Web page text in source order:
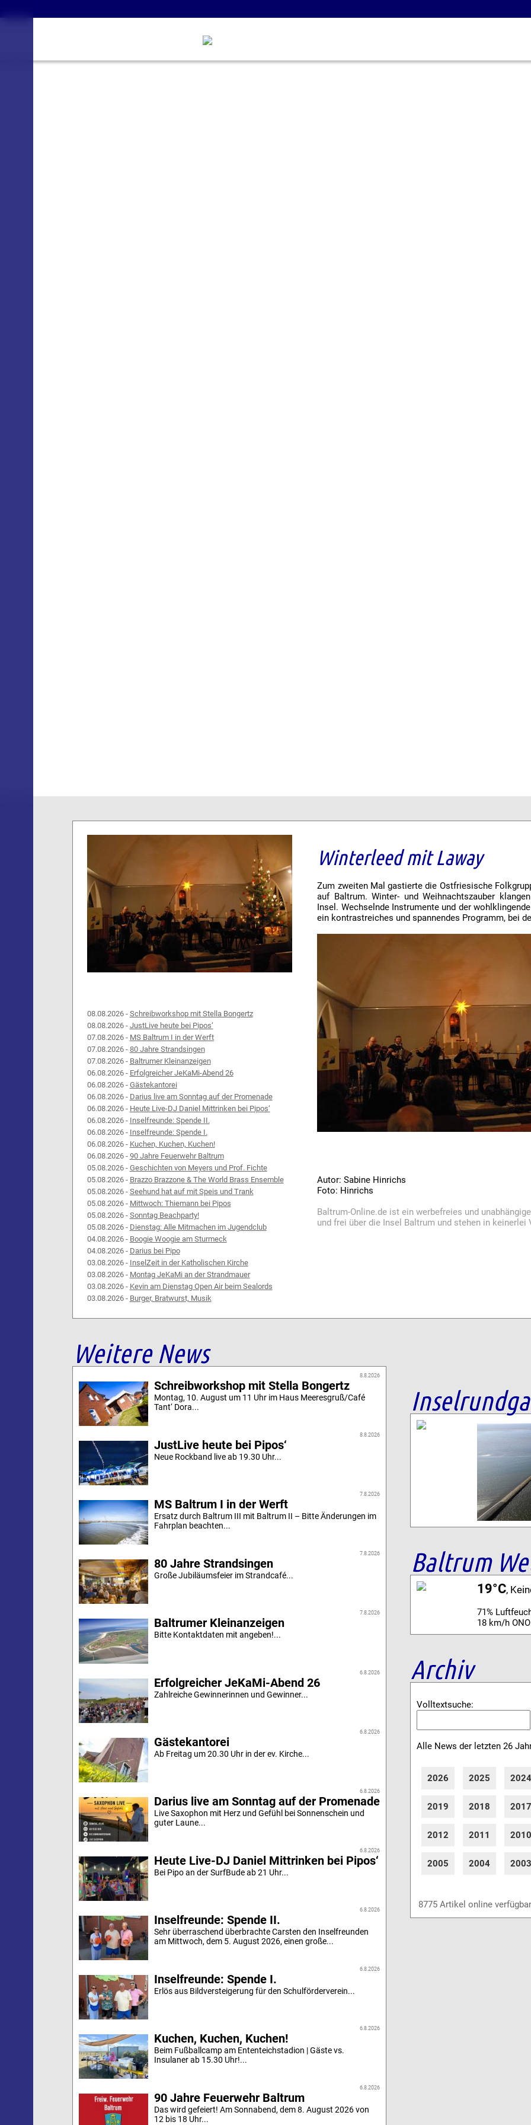
08.08.2026 - Schreibworkshop mit Stella Bongertz
08.08.2026 - JustLive heute bei Pipos‘
07.08.2026 - MS Baltrum I in der Werft
07.08.2026 - 80 Jahre Strandsingen
07.08.2026 - Baltrumer Kleinanzeigen
06.08.2026 - Erfolgreicher JeKaMi-Abend 26
06.08.2026 - Gästekantorei
06.08.2026 - Darius live am Sonntag auf der Promenade
06.08.2026 - Heute Live-DJ Daniel Mittrinken bei Pipos‘
06.08.2026 - Inselfreunde: Spende II.
06.08.2026 - Inselfreunde: Spende I.
06.08.2026 - Kuchen, Kuchen, Kuchen!
06.08.2026 - 90 Jahre Feuerwehr Baltrum
05.08.2026 - Geschichten von Meyers und Prof. Fichte
05.08.2026 - Brazzo Brazzone & The World Brass Ensemble
05.08.2026 - Seehund hat auf mit Speis und Trank
05.08.2026 - Mittwoch: Thiemann bei Pipos
05.08.2026 - Sonntag Beachparty!
05.08.2026 - Dienstag: Alle Mitmachen im Jugendclub
04.08.2026 - Boogie Woogie am Sturmeck
04.08.2026 - Darius bei Pipo
03.08.2026 - InselZeit in der Katholischen Kirche
03.08.2026 - Montag JeKaMi an der Strandmauer
03.08.2026 - Kevin am Dienstag Open Air beim Sealords
03.08.2026 - Burger, Bratwurst, Musik
Winterleed mit Laway
Zum zweiten Mal gastierte die Ostfriesische
auf Baltrum. Winter- und Weihnachtszauber
Insel. Wechselnde Instrumente und der
ein kontrastreiches und spannendes Programm, bei
Autor: Sabine Hinrichs
Foto: Hinrichs
Baltrum-Online.de ist ein werbefreies und
und frei über die Insel Baltrum und stehen in keinerlei
Weitere News
8.8.2026
Schreibworkshop mit Stella Bongertz
Montag, 10. August um 11 Uhr im Haus Meeresgruß/Café
Tant‘ Dora...
8.8.2026
JustLive heute bei Pipos‘
Neue Rockband live ab 19.30 Uhr...
7.8.2026
MS Baltrum I in der Werft
Ersatz durch Baltrum III mit Baltrum II – Bitte Änderungen im
Fahrplan beachten...
7.8.2026
80 Jahre Strandsingen
Große Jubiläumsfeier im Strandcafé...
7.8.2026
Baltrumer Kleinanzeigen
Bitte Kontaktdaten mit angeben!...
6.8.2026
Erfolgreicher JeKaMi-Abend 26
Zahlreiche Gewinnerinnen und Gewinner...
6.8.2026
Gästekantorei
Ab Freitag um 20.30 Uhr in der ev. Kirche...
6.8.2026
Darius live am Sonntag auf der Promenade
Live Saxophon mit Herz und Gefühl bei Sonnenschein und
guter Laune...
6.8.2026
Heute Live-DJ Daniel Mittrinken bei Pipos‘
Bei Pipo an der SurfBude ab 21 Uhr...
6.8.2026
Inselfreunde: Spende II.
Sehr überraschend überbrachte Carsten den Inselfreunden
am Mittwoch, dem 5. August 2026, einen große...
6.8.2026
Inselfreunde: Spende I.
Erlös aus Bildversteigerung für den Schulförderverein...
6.8.2026
Kuchen, Kuchen, Kuchen!
Beim Fußballcamp am Ententeichstadion | Gäste vs.
Insulaner ab 15.30 Uhr!...
6.8.2026
90 Jahre Feuerwehr Baltrum
Das wird gefeiert! Am Sonnabend, dem 8. August 2026 von
12 bis 18 Uhr...
Baltrum
19°C,
71%
18 km/h
Archiv
Volltextsuche:
Alle News der letzten 26
2026 2025
2019 2018
2012 2011
2005 2004
8775 Artikel online